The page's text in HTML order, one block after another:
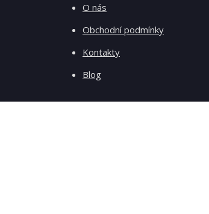
O nás
Obchodní podmínky
Kontakty
Blog